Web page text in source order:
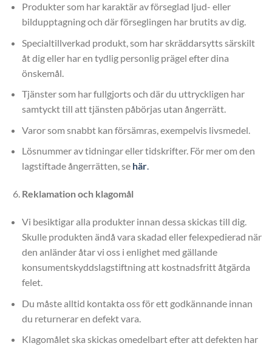
Produkter som har karaktär av förseglad ljud- eller
bildupptagning och där förseglingen har brutits av dig.
Specialtillverkad produkt, som har skräddarsytts särskilt
åt dig eller har en tydlig personlig prägel efter dina
önskemål.
Tjänster som har fullgjorts och där du uttryckligen har
samtyckt till att tjänsten påbörjas utan ångerrätt.
Varor som snabbt kan försämras, exempelvis livsmedel.
Lösnummer av tidningar eller tidskrifter. För mer om den
lagstiftade ångerrätten, se här.
Reklamation och klagomål
Vi besiktigar alla produkter innan dessa skickas till dig.
Skulle produkten ändå vara skadad eller felexpedierad när
den anländer åtar vi oss i enlighet med gällande
konsumentskyddslagstiftning att kostnadsfritt åtgärda
felet.
Du måste alltid kontakta oss för ett godkännande innan
du returnerar en defekt vara.
Klagomålet ska skickas omedelbart efter att defekten har